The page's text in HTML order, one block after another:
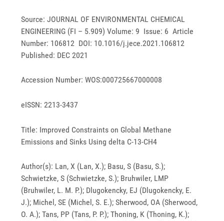
Source: JOURNAL OF ENVIRONMENTAL CHEMICAL
ENGINEERING (FI – 5.909) Volume: 9 Issue: 6 Article
Number: 106812 DOI: 10.1016/j.jece.2021.106812
Published: DEC 2021
Accession Number: WOS:000725667000008
eISSN: 2213-3437
Title: Improved Constraints on Global Methane
Emissions and Sinks Using delta C-13-CH4
Author(s): Lan, X (Lan, X.); Basu, S (Basu, S.);
Schwietzke, S (Schwietzke, S.); Bruhwiler, LMP
(Bruhwiler, L. M. P.); Dlugokencky, EJ (Dlugokencky, E.
J.); Michel, SE (Michel, S. E.); Sherwood, OA (Sherwood,
O. A.); Tans, PP (Tans, P. P.); Thoning, K (Thoning, K.);